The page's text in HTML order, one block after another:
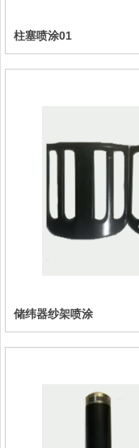
柱塞喷涂01
储纬器纱架喷涂